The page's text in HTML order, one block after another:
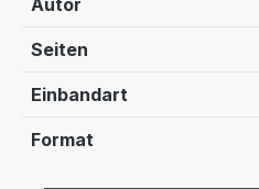
Autor
Seiten
Einbandart
Format